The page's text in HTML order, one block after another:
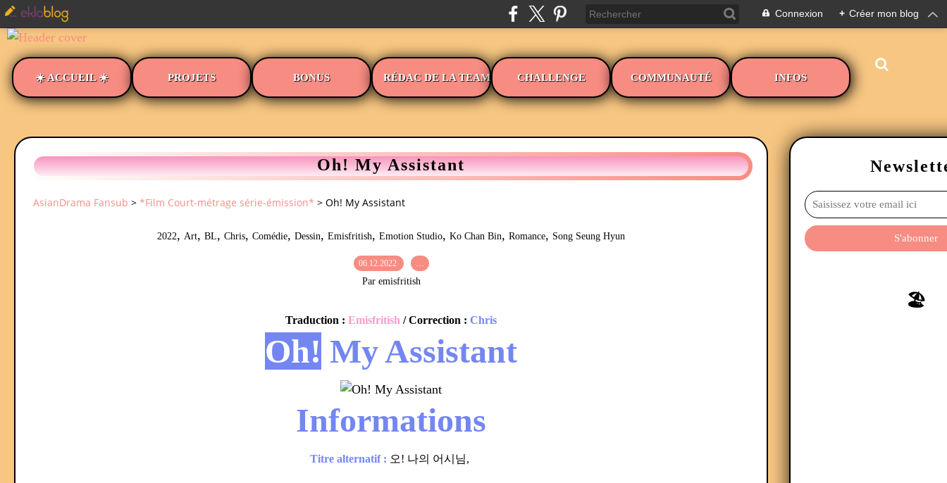
Connexion + Créer mon blog
☀️ ACCUEIL ☀️ PROJETS BONUS RÉDAC DE LA TEAM CHALLENGE COMMUNAUTÉ INFOS
Oh! My Assistant
AsianDrama Fansub > *Film Court-métrage série-émission* > Oh! My Assistant
2022, Art, BL, Chris, Comédie, Dessin, Emisfritish, Emotion Studio, Ko Chan Bin, Romance, Song Seung Hyun
06.12.2022
Par emisfritish
Traduction : Emisfritish / Correction : Chris
Oh! My Assistant
Informations
Titre alternatif : 오! 나의 어시님,
🏖️